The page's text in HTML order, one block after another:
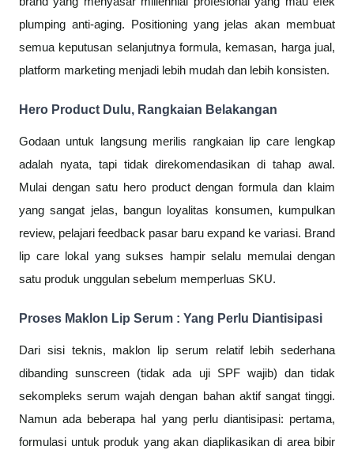
plumping anti-aging. Positioning yang jelas akan membuat
semua keputusan selanjutnya formula, kemasan, harga jual,
platform marketing menjadi lebih mudah dan lebih konsisten.
Hero Product Dulu, Rangkaian Belakangan
Godaan untuk langsung merilis rangkaian lip care lengkap
adalah nyata, tapi tidak direkomendasikan di tahap awal.
Mulai dengan satu hero product dengan formula dan klaim
yang sangat jelas, bangun loyalitas konsumen, kumpulkan
review, pelajari feedback pasar baru expand ke variasi. Brand
lip care lokal yang sukses hampir selalu memulai dengan
satu produk unggulan sebelum memperluas SKU.
Proses Maklon Lip Serum : Yang Perlu Diantisipasi
Dari sisi teknis, maklon lip serum relatif lebih sederhana
dibanding sunscreen (tidak ada uji SPF wajib) dan tidak
sekompleks serum wajah dengan bahan aktif sangat tinggi.
Namun ada beberapa hal yang perlu diantisipasi: pertama,
formulasi untuk produk yang akan diaplikasikan di area bibir